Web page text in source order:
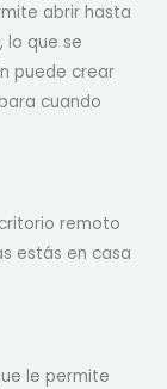
abrir hasta
lo que se
puede crear
cuando
remoto
estás en casa
le permite